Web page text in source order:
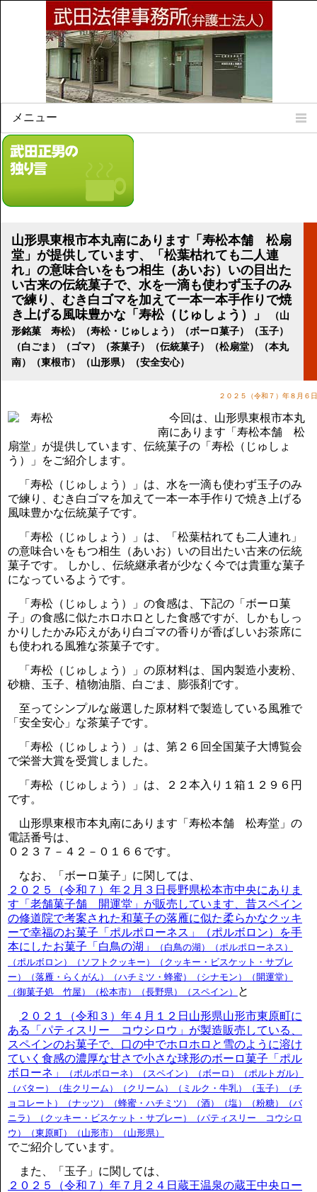
メニュー
Home
所属弁護士
法律相談案内
事務所所在地
リンク集
顧問契約について
講演のご案内
気をつけたい法律のポイント
武田正男の独り言
山形県東根市本丸南にあります「寿松本舗 松扇
堂」が提供しています、「松葉枯れても二人連
れ」の意味合いをもつ相生（あいお）いの目出た
い古来の伝統菓子で、水を一滴も使わず玉子のみ
で練り、むき白ゴマを加えて一本一本手作りで焼
き上げる風味豊かな「寿松（じゅしょう）」
（山
形銘菓 寿松）（寿松・じゅしょう）（ボーロ菓子）（玉子）
（白ごま）（ゴマ）（茶菓子）（伝統菓子）（松扇堂）（本丸
南）（東根市）（山形県）（安全安心）
２０２５（令和７）年８月６日
今回は、山形県東根市本丸
南にあります「寿松本舗 松
扇堂」が提供しています、伝統菓子の「寿松（じゅしょ
う）」をご紹介します。
「寿松（じゅしょう）」は、水を一滴も使わず玉子のみ
で練り、むき白ゴマを加えて一本一本手作りで焼き上げる
風味豊かな伝統菓子です。
「寿松（じゅしょう）」は、「松葉枯れても二人連れ」
の意味合いをもつ相生（あいお）いの目出たい古来の伝統
菓子です。 しかし、伝統継承者が少なく今では貴重な菓子
になっているようです。
「寿松（じゅしょう）」の食感は、下記の「ボーロ菓
子」の食感に似たホロホロとした食感ですが、しかもしっ
かりしたかみ応えがあり白ゴマの香りが香ばしいお茶席に
も使われる風雅な茶菓子です。
「寿松（じゅしょう）」の原材料は、国内製造小麦粉、
砂糖、玉子、植物油脂、白ごま、膨張剤です。
至ってシンプルな厳選した原材料で製造している風雅で
「安全安心」な茶菓子です。
「寿松（じゅしょう）」は、第２６回全国菓子大博覧会
で栄誉大賞を受賞しました。
「寿松（じゅしょう）」は、２２本入り１箱１２９６円
です。
山形県東根市本丸南にあります「寿松本舗 松寿堂」の
電話番号は、
０２３７－４２－０１６６です。
なお、「ボーロ菓子」に関しては、
２０２５（令和７）年２月３日長野県松本市中央にありま
す「老舗菓子舗 開運堂」が販売しています、昔スペイン
の修道院で考案された和菓子の落雁に似た柔らかなクッキ
ーで幸福のお菓子「ポルポローネス」（ポルボロン）を手
本にしたお菓子「白鳥の湖」
（白鳥の湖）（ポルポローネス）
（ポルボロン）（ソフトクッキー）（クッキー・ビスケット・サブレ
ー）（落雁・らくがん）（ハチミツ・蜂蜜）（シナモン）（開運堂）
（御菓子処 竹屋）（松本市）（長野県）（スペイン）
と
２０２１（令和３）年４月１２日山形県山形市東原町に
ある「パティスリー コウシロウ」が製造販売している、
スペインのお菓子で、口の中でホロホロと雪のように溶け
ていく食感の濃厚な甘さで小さな球形のボーロ菓子「ポル
ボローネ」
（ポルボローネ）（スペイン）（ボーロ）（ポルトガル）
（バター）（生クリーム）（クリーム）（ミルク・牛乳）（玉子）（チ
ョコレート）（ナッツ）（蜂蜜・ハチミツ）（酒）（塩）（粉糖）（バ
ニラ）（クッキー・ビスケット・サブレー）（パティスリー コウシロ
ウ）（東原町）（山形市）（山形県）
でご紹介しています。
また、「玉子」に関しては、
２０２５（令和７）年７月２４日蔵王温泉の蔵王中央ロー